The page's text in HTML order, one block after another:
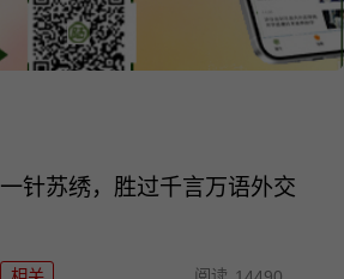
一针苏绣，胜过千言万语外交